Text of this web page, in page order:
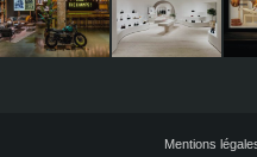
Mentions